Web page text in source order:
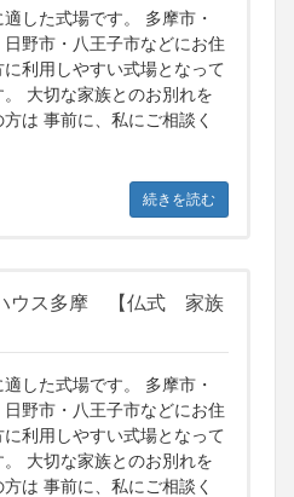
した式場です。 多摩市・
日野市・八王子市などにお住
に利用しやすい式場となって
。 大切な家族とのお別れを
は 事前に、私にご相談く
続きを読む
ウス多摩 【仏式 家族
した式場です。 多摩市・
日野市・八王子市などにお住
に利用しやすい式場となって
。 大切な家族とのお別れを
は 事前に、私にご相談く